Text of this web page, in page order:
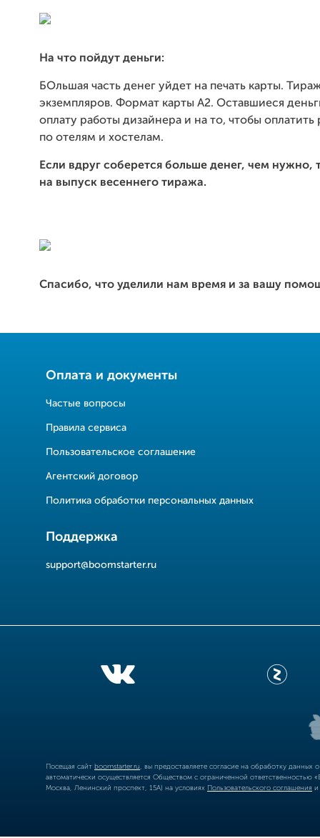
На что пойдут деньги:
БОльшая часть денег уйдет на печать карты.
экземпляров. Формат карты А2. Оставшиеся
оплату работы дизайнера и на то, чтобы оплатить
по отелям и хостелам.
Если вдруг соберется больше денег, чем нужно,
на выпуск весеннего тиража.
Спасибо, что уделили нам время и за вашу
Оплата и документы
Частые вопросы
Правила сервиса
Пользовательское соглашение
Агентский договор
Политика обработки персональных данных
Поддержка
support@boomstarter.ru
Посещая сайт boomstarter.ru , вы предоставляете согласие на обработку
автоматически осуществляется Обществом с ограниченной
Москва, Ленинский проспект, 15А) на условиях Пользовательского соглашения и